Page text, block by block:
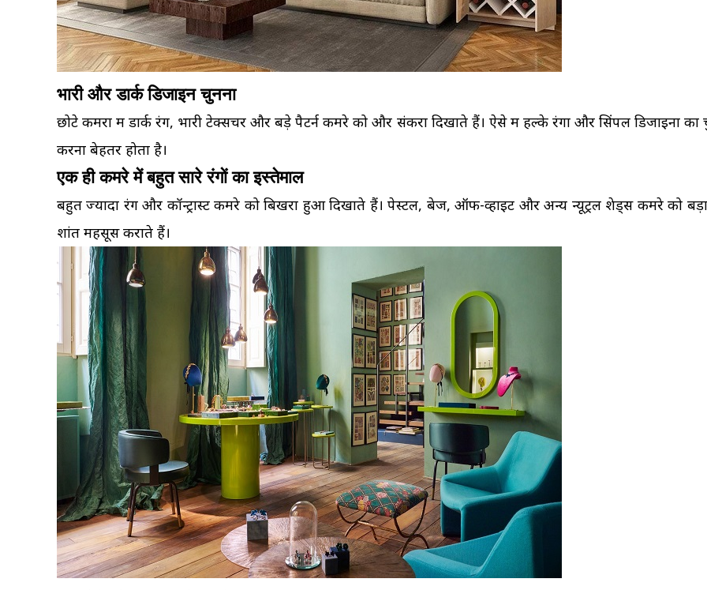
भारी और डार्क डिजाइन चुनना
छोटे कमरों में डार्क रंग, भारी टेक्सचर और बड़े पैटर्न कमरे को और संकरा दिखाते हैं। ऐसे में हल्के रंगों और सिंपल डिजाइनों का
करना बेहतर होता है।
एक ही कमरे में बहुत सारे रंगों का इस्तेमाल
बहुत ज्यादा रंग और कॉन्ट्रास्ट कमरे को बिखरा हुआ दिखाते हैं। पेस्टल, बेज, ऑफ-व्हाइट और अन्य न्यूट्रल शेड्स कमरे को
शांत महसूस कराते हैं।